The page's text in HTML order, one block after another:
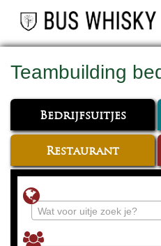
Teambuilding
Bedrijfsuitjes
Restaurant
Wat voor uitje zoek je?